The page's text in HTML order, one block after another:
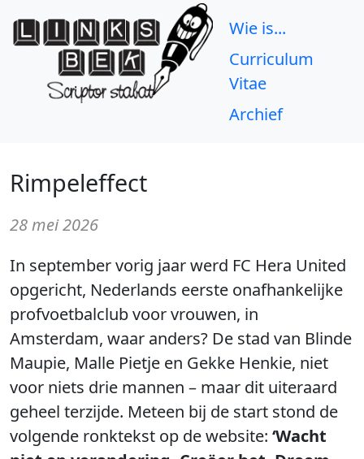
Wie is...
Curriculum
Vitae
Archief
Rimpeleffect
28 mei 2026
In september vorig jaar werd FC Hera United
opgericht, Nederlands eerste onafhankelijke
profvoetbalclub voor vrouwen, in
Amsterdam, waar anders? De stad van Blinde
Maupie, Malle Pietje en Gekke Henkie, niet
voor niets drie mannen – maar dit uiteraard
geheel terzijde. Meteen bij de start stond de
volgende ronktekst op de website: ‘Wacht